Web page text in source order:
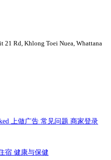
21 Rd, Khlong Toei Nuea, Whattana
上做广告 常见问题 商家登录
宿 健康与保健